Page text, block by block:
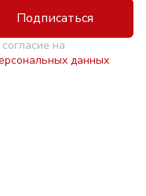
Подписаться
на
данных